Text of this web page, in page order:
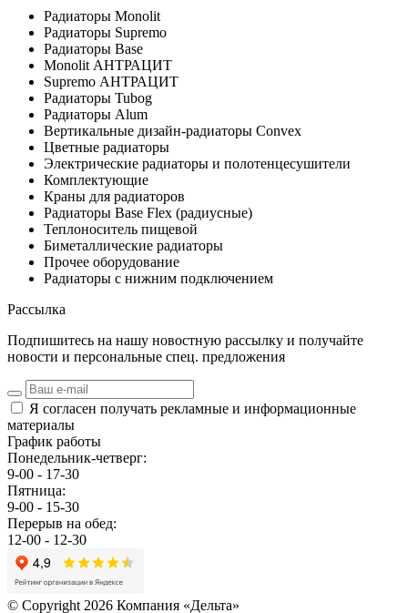
Радиаторы Monolit
Радиаторы Supremo
Радиаторы Base
Monolit АНТРАЦИТ
Supremo АНТРАЦИТ
Радиаторы Tubog
Радиаторы Alum
Вертикальные дизайн-радиаторы Convex
Цветные радиаторы
Электрические радиаторы и полотенцесушители
Комплектующие
Краны для радиаторов
Радиаторы Base Flex (радиусные)
Теплоноситель пищевой
Биметаллические радиаторы
Прочее оборудование
Радиаторы с нижним подключением
Рассылка
Подпишитесь на нашу новостную рассылку и получайте
новости и персональные спец. предложения
Я согласен получать рекламные и информационные
материалы
График работы
Понедельник-четверг:
9-00 - 17-30
Пятница:
9-00 - 15-30
Перерыв на обед:
12-00 - 12-30
© Copyright 2026 Компания «Дельта»